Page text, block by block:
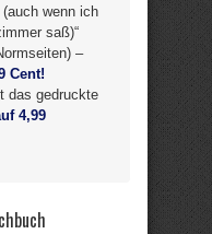
wenn ich
saß)“
–
Cent!
das gedruckte
4,99